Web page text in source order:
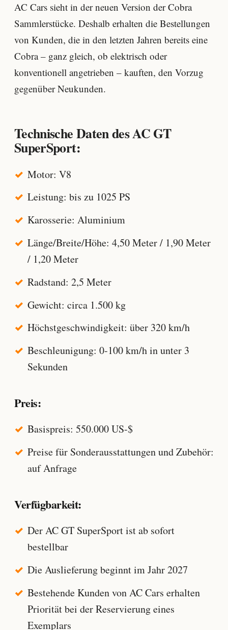
AC Cars sieht in der neuen Version der Cobra
Sammlerstücke. Deshalb erhalten die Bestellungen
von Kunden, die in den letzten Jahren bereits eine
Cobra – ganz gleich, ob elektrisch oder
konventionell angetrieben – kauften, den Vorzug
gegenüber Neukunden.
Technische Daten des AC GT
SuperSport:
Motor: V8
Leistung: bis zu 1025 PS
Karosserie: Aluminium
Länge/Breite/Höhe: 4,50 Meter / 1,90 Meter
/ 1,20 Meter
Radstand: 2,5 Meter
Gewicht: circa 1.500 kg
Höchstgeschwindigkeit: über 320 km/h
Beschleunigung: 0-100 km/h in unter 3
Sekunden
Preis:
Basispreis: 550.000 US-$
Preise für Sonderausstattungen und Zubehör:
auf Anfrage
Verfügbarkeit:
Der AC GT SuperSport ist ab sofort
bestellbar
Die Auslieferung beginnt im Jahr 2027
Bestehende Kunden von AC Cars erhalten
Priorität bei der Reservierung eines
Exemplars